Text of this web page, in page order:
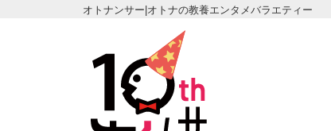
オトナンサー|オトナの教養エンタメバラエティー